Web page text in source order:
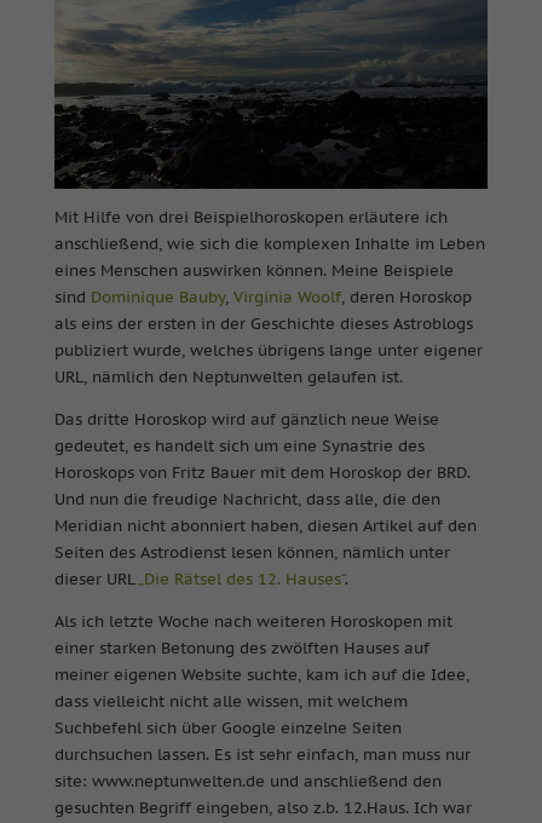
Mit Hilfe von drei Beispielhoroskopen erläutere ich
anschließend, wie sich die komplexen Inhalte im Leben
eines Menschen auswirken können. Meine Beispiele
sind Dominique Bauby, Virginia Woolf, deren Horoskop
als eins der ersten in der Geschichte dieses Astroblogs
publiziert wurde, welches übrigens lange unter eigener
URL, nämlich den Neptunwelten gelaufen ist.
Das dritte Horoskop wird auf gänzlich neue Weise
gedeutet, es handelt sich um eine Synastrie des
Horoskops von Fritz Bauer mit dem Horoskop der BRD.
Und nun die freudige Nachricht, dass alle, die den
Meridian nicht abonniert haben, diesen Artikel auf den
Seiten des Astrodienst lesen können, nämlich unter
dieser URL„Die Rätsel des 12. Hauses“.
Als ich letzte Woche nach weiteren Horoskopen mit
einer starken Betonung des zwölften Hauses auf
meiner eigenen Website suchte, kam ich auf die Idee,
dass vielleicht nicht alle wissen, mit welchem
Suchbefehl sich über Google einzelne Seiten
durchsuchen lassen. Es ist sehr einfach, man muss nur
site: www.neptunwelten.de und anschließend den
gesuchten Begriff eingeben, also z.b. 12.Haus. Ich war